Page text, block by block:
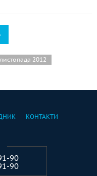
2012
КОНТАКТИ
90
90